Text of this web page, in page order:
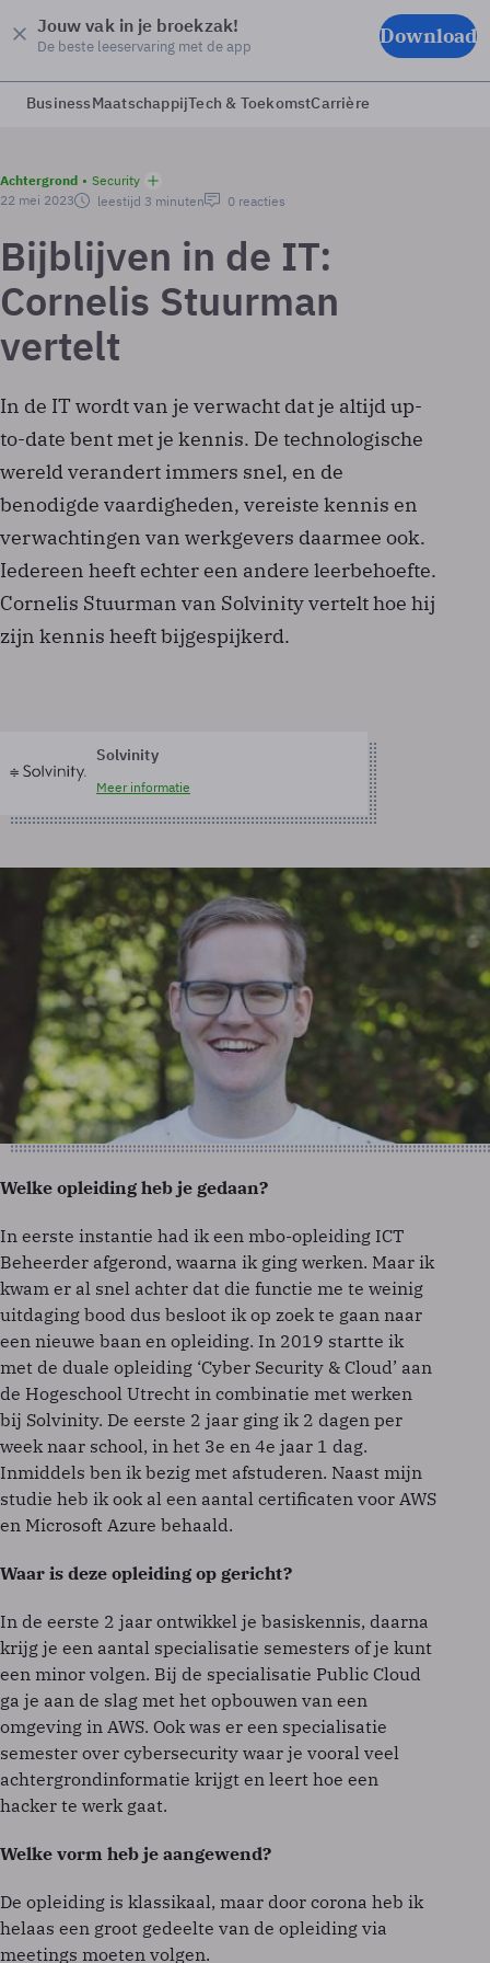
Jouw vak in je broekzak!
De beste leeservaring met de app Download
BusinessMaatschappijTech & ToekomstCarrière
Achtergrond
Security
22 mei 2023
leestijd 3 minuten 0 reacties
Bijblijven in de IT:
Cornelis Stuurman
vertelt
In de IT wordt van je verwacht dat je altijd up-
to-date bent met je kennis. De technologische
wereld verandert immers snel, en de
benodigde vaardigheden, vereiste kennis en
verwachtingen van werkgevers daarmee ook.
Iedereen heeft echter een andere leerbehoefte.
Cornelis Stuurman van Solvinity vertelt hoe hij
zijn kennis heeft bijgespijkerd.
Solvinity
Meer informatie
Welke opleiding heb je gedaan?
In eerste instantie had ik een mbo-opleiding ICT
Beheerder afgerond, waarna ik ging werken. Maar ik
kwam er al snel achter dat die functie me te weinig
uitdaging bood dus besloot ik op zoek te gaan naar
een nieuwe baan en opleiding. In 2019 startte ik
met de duale opleiding ‘Cyber Security & Cloud’ aan
de Hogeschool Utrecht in combinatie met werken
bij Solvinity. De eerste 2 jaar ging ik 2 dagen per
week naar school, in het 3e en 4e jaar 1 dag.
Inmiddels ben ik bezig met afstuderen. Naast mijn
studie heb ik ook al een aantal certificaten voor AWS
en Microsoft Azure behaald.
Waar is deze opleiding op gericht?
In de eerste 2 jaar ontwikkel je basiskennis, daarna
krijg je een aantal specialisatie semesters of je kunt
een minor volgen. Bij de specialisatie Public Cloud
ga je aan de slag met het opbouwen van een
omgeving in AWS. Ook was er een specialisatie
semester over cybersecurity waar je vooral veel
achtergrondinformatie krijgt en leert hoe een
hacker te werk gaat.
Welke vorm heb je aangewend?
De opleiding is klassikaal, maar door corona heb ik
helaas een groot gedeelte van de opleiding via
meetings moeten volgen.